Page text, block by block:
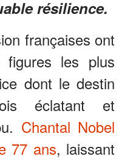
résilience.
françaises ont
figures les plus
dont le destin
éclatant et
Chantal Nobel
77 ans, laissant